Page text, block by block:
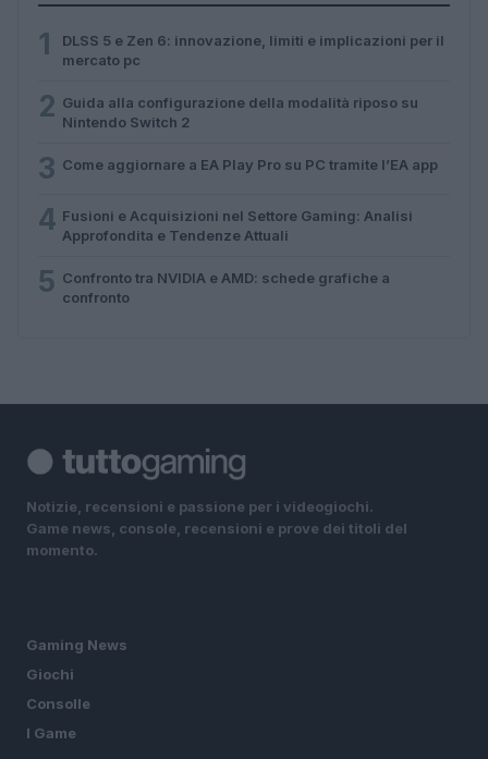
1
DLSS 5 e Zen 6: innovazione, limiti e implicazioni per il
mercato pc
2 Guida alla configurazione della modalità riposo su
Nintendo Switch 2
3 Come aggiornare a EA Play Pro su PC tramite l’EA app
4 Fusioni e Acquisizioni nel Settore Gaming: Analisi
Approfondita e Tendenze Attuali
5 Confronto tra NVIDIA e AMD: schede grafiche a
confronto
Notizie, recensioni e passione per i videogiochi.
Game news, console, recensioni e prove dei titoli del
momento.
Gaming News
Giochi
Consolle
I Game